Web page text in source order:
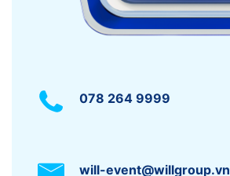
078 264 9999
will-event@willgroup.vn